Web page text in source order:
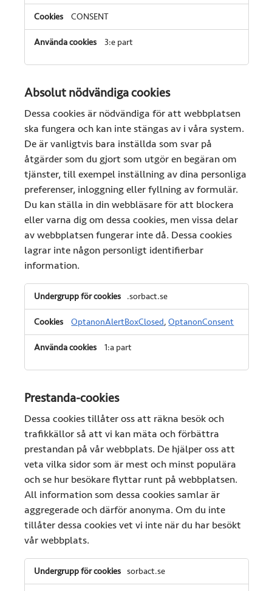
CONSENT
3:e part
Absolut nödvändiga cookies
Dessa cookies är nödvändiga för att webbplatsen
ska fungera och kan inte stängas av i våra system.
De är vanligtvis bara inställda som svar på
åtgärder som du gjort som utgör en begäran om
tjänster, till exempel inställning av dina personliga
preferenser, inloggning eller fyllning av formulär.
Du kan ställa in din webbläsare för att blockera
eller varna dig om dessa cookies, men vissa delar
av webbplatsen fungerar inte då. Dessa cookies
lagrar inte någon personligt identifierbar
information.
Absolut
nödvändiga
.sorbact.se
OptanonAlertBoxClosed,OptanonConsent
1:a part
Prestanda-cookies
Dessa cookies tillåter oss att räkna besök och
trafikkällor så att vi kan mäta och förbättra
prestandan på vår webbplats. De hjälper oss att
veta vilka sidor som är mest och minst populära
och se hur besökare flyttar runt på webbplatsen.
All information som dessa cookies samlar är
aggregerade och därför anonyma. Om du inte
tillåter dessa cookies vet vi inte när du har besökt
vår webbplats.
Prestanda-
cookies
sorbact.se